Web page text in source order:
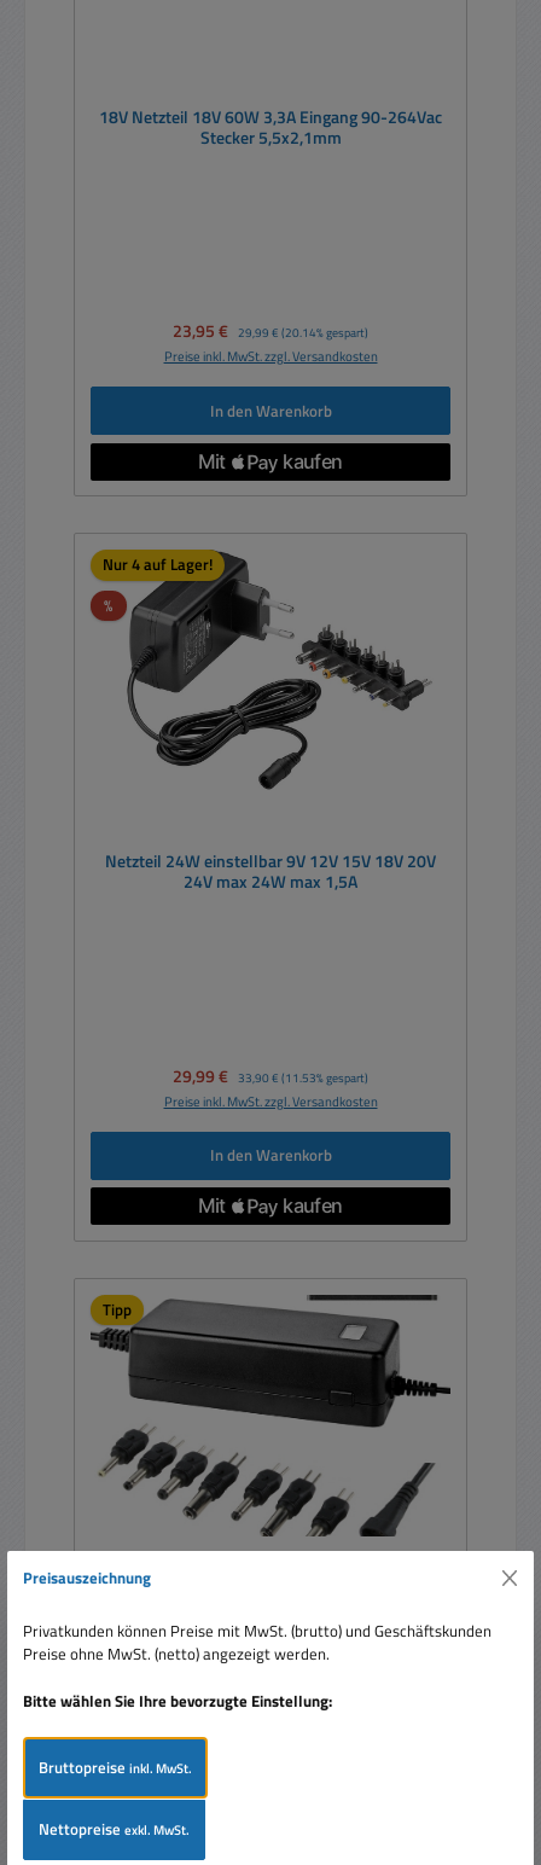
18V Netzteil 18V 60W 3,3A Eingang 90-264Vac
Stecker 5,5x2,1mm
Verkaufspreis:
23,95 € Regulärer Preis:
29,99 € (20.14% gespart)
Preise inkl. MwSt. zzgl. Versandkosten
In den Warenkorb
Nur 4 auf Lager!
%Rabatt
Netzteil 24W einstellbar 9V 12V 15V 18V 20V
24V max 24W max 1,5A
Verkaufspreis:
29,99 € Regulärer Preis:
33,90 € (11.53% gespart)
Preise inkl. MwSt. zzgl. Versandkosten
In den Warenkorb
Tipp
Durchschnittliche Bewertung von 5 von 5 Sternen
12V 13V 14V 15V 16V 17V 18V 19V 20V 21V 22V
23V 24V
Preisauszeichnung
Privatkunden können Preise mit MwSt. (brutto) und Geschäftskunden
Preise ohne MwSt. (netto) angezeigt werden.
Bitte wählen Sie Ihre bevorzugte Einstellung:
Bruttopreiseinkl. MwSt.
Nettopreiseexkl. MwSt.